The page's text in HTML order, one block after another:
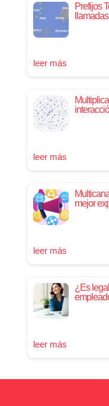
Prefijos
llamadas
leer más
leer más
mejor
leer más
¿Es
leer más